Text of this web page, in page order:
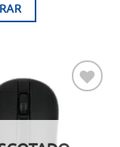
Adicionar
aos meus